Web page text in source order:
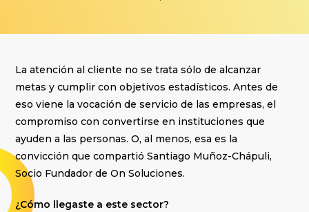
La atención al cliente no se trata sólo de alcanzar
metas y cumplir con objetivos estadísticos. Antes de
eso viene la vocación de servicio de las empresas, el
compromiso con convertirse en instituciones que
ayuden a las personas. O, al menos, esa es la
convicción que compartió Santiago Muñoz-Chápuli,
Socio Fundador de On Soluciones.
¿Cómo llegaste a este sector?